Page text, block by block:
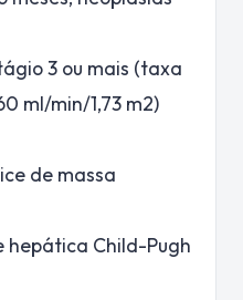
3 ou mais (taxa
ml/min/1,73 m2)
de massa
hepática Child-Pugh